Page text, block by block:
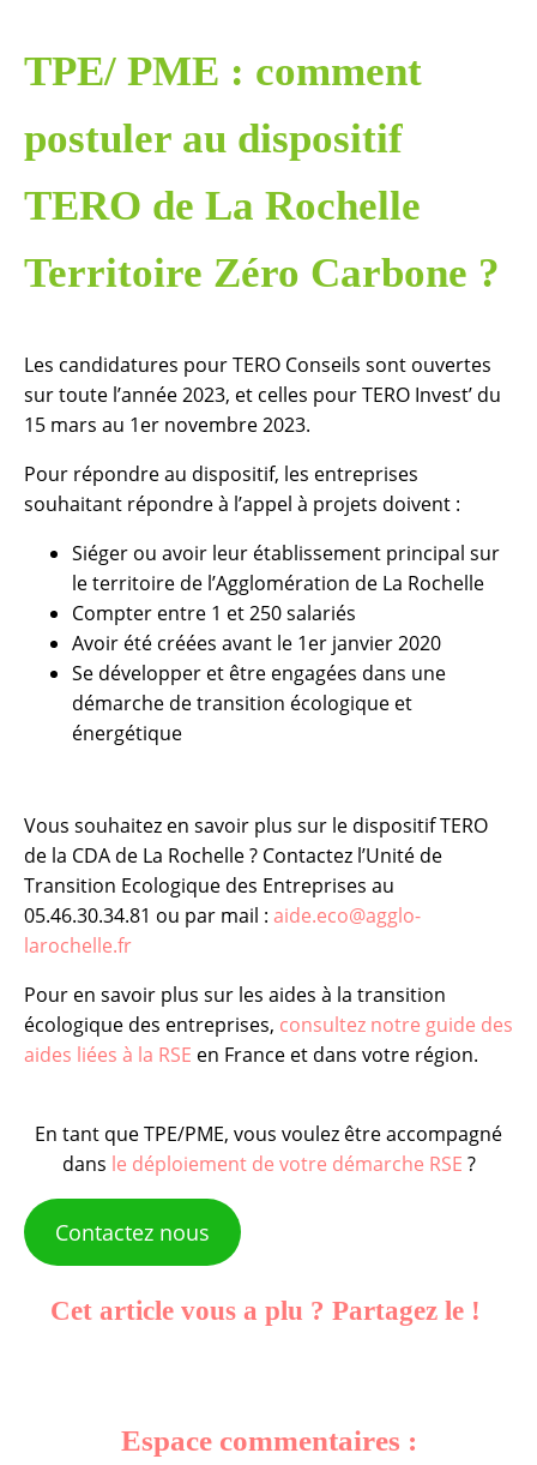
TPE/ PME : comment
postuler au dispositif
TERO de La Rochelle
Territoire Zéro Carbone ?
Les candidatures pour TERO Conseils sont ouvertes
sur toute l’année 2023, et celles pour TERO Invest’ du
15 mars au 1er novembre 2023.
Pour répondre au dispositif, les entreprises
souhaitant répondre à l’appel à projets doivent :
Siéger ou avoir leur établissement principal sur
le territoire de l’Agglomération de La Rochelle
Compter entre 1 et 250 salariés
Avoir été créées avant le 1er janvier 2020
Se développer et être engagées dans une
démarche de transition écologique et
énergétique
Vous souhaitez en savoir plus sur le dispositif TERO
de la CDA de La Rochelle ? Contactez l’Unité de
Transition Ecologique des Entreprises au
05.46.30.34.81 ou par mail : aide.eco@agglo-
larochelle.fr
Pour en savoir plus sur les aides à la transition
écologique des entreprises, consultez notre guide des
aides liées à la RSE en France et dans votre région.
En tant que TPE/PME, vous voulez être accompagné
dans le déploiement de votre démarche RSE ?
Contactez nous
Cet article vous a plu ? Partagez le !
Espace commentaires :